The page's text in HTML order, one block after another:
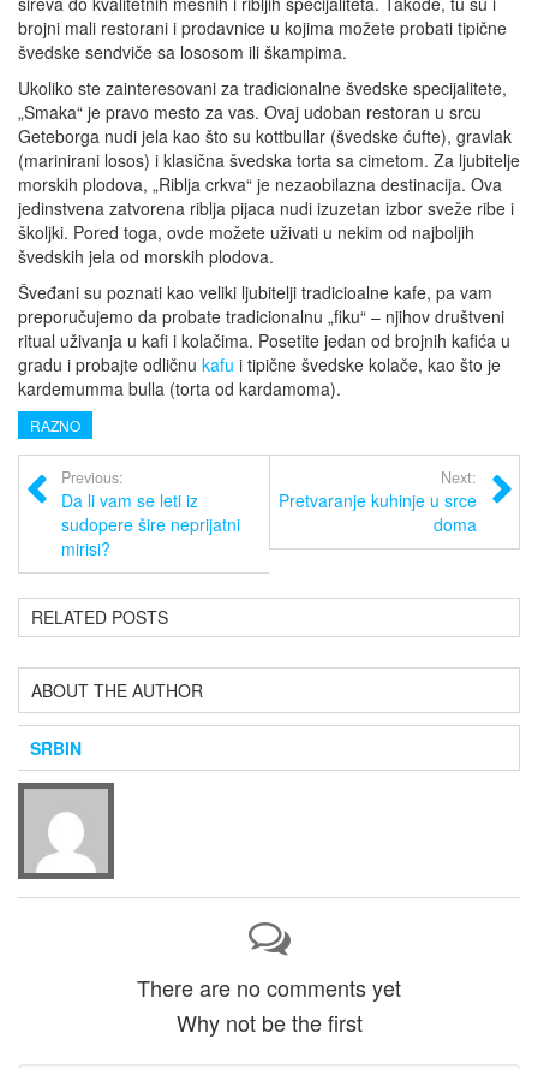
brojni mali restorani i prodavnice u kojima možete probati tipične
švedske sendviče sa lososom ili škampima.
Ukoliko ste zainteresovani za tradicionalne švedske specijalitete,
„Smaka“ je pravo mesto za vas. Ovaj udoban restoran u srcu
Geteborga nudi jela kao što su kottbullar (švedske ćufte), gravlak
(marinirani losos) i klasična švedska torta sa cimetom. Za ljubitelje
morskih plodova, „Riblja crkva“ je nezaobilazna destinacija. Ova
jedinstvena zatvorena riblja pijaca nudi izuzetan izbor sveže ribe i
školjki. Pored toga, ovde možete uživati u nekim od najboljih
švedskih jela od morskih plodova.
Šveđani su poznati kao veliki ljubitelji tradicioalne kafe, pa vam
preporučujemo da probate tradicionalnu „fiku“ – njihov društveni
ritual uživanja u kafi i kolačima. Posetite jedan od brojnih kafića u
gradu i probajte odličnu kafu i tipične švedske kolače, kao što je
kardemumma bulla (torta od kardamoma).
RAZNO
Previous:
Da li vam se leti iz
sudopere šire neprijatni
mirisi?
Next:
Pretvaranje kuhinje u srce
doma
RELATED POSTS
ABOUT THE AUTHOR
SRBIN
There are no comments yet
Why not be the first